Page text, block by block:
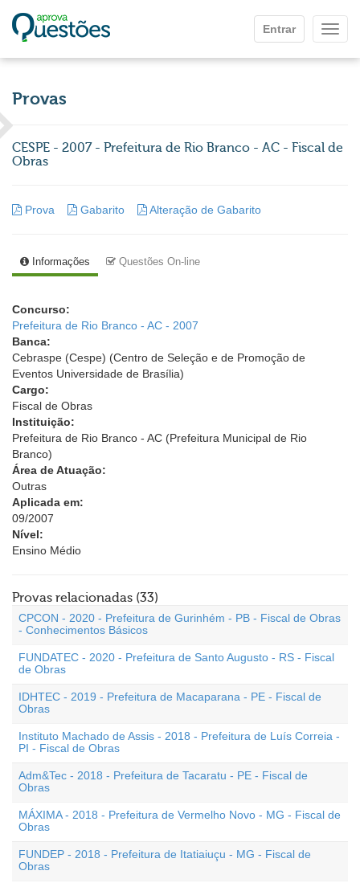
Entrar
Provas
CESPE - 2007 - Prefeitura de Rio Branco - AC - Fiscal de
Obras
Prova Gabarito Alteração de Gabarito
Informações Questões On-line
Concurso:
Prefeitura de Rio Branco - AC - 2007
Banca:
Cebraspe (Cespe) (Centro de Seleção e de Promoção de
Eventos Universidade de Brasília)
Cargo:
Fiscal de Obras
Instituição:
Prefeitura de Rio Branco - AC (Prefeitura Municipal de Rio
Branco)
Área de Atuação:
Outras
Aplicada em:
09/2007
Nível:
Ensino Médio
Provas relacionadas (33)
CPCON - 2020 - Prefeitura de Gurinhém - PB - Fiscal de Obras
- Conhecimentos Básicos
FUNDATEC - 2020 - Prefeitura de Santo Augusto - RS - Fiscal
de Obras
IDHTEC - 2019 - Prefeitura de Macaparana - PE - Fiscal de
Obras
Instituto Machado de Assis - 2018 - Prefeitura de Luís Correia -
PI - Fiscal de Obras
Adm&Tec - 2018 - Prefeitura de Tacaratu - PE - Fiscal de
Obras
MÁXIMA - 2018 - Prefeitura de Vermelho Novo - MG - Fiscal de
Obras
FUNDEP - 2018 - Prefeitura de Itatiaiuçu - MG - Fiscal de
Obras